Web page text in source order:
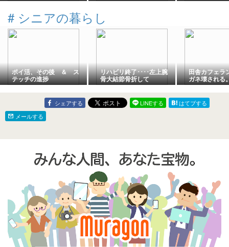
ッケージを断捨離【2026
# シニアの暮らし
ポイ活、その後 ＆ ス
テッチの進捗
リハビリ終了････左上腕
骨大結節骨折して
田舎カフェラ
ガネ壊される
シェアする LINEする
はてブする
メールする